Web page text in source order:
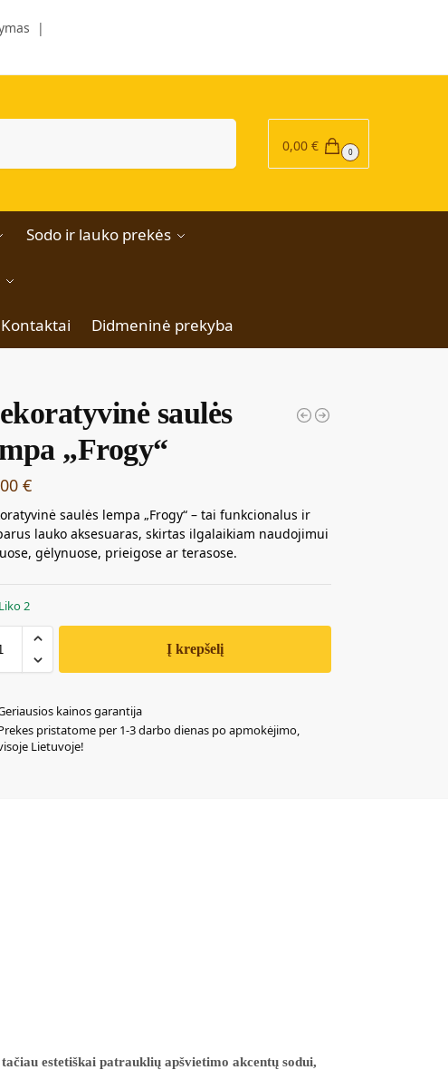
|
0,00 € 0
Sodo ir lauko prekės
Kontaktai Didmeninė prekyba
saulės
„Frogy“
€
saulės lempa „Frogy“ – tai funkcionalus ir
lauko aksesuaras, skirtas ilgalaikiam naudojimui
gėlynuose, prieigose ar terasose.
Liko 2
Į krepšelį
kainos garantija
pristatome per 1-3 darbo dienas po apmokėjimo,
Lietuvoje!
estetiškai patrauklių apšvietimo akcentų sodui,